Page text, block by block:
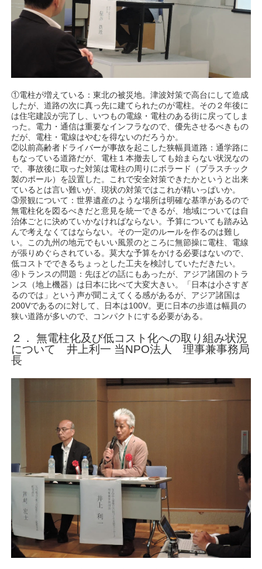
①電柱が増えている：東北の被災地。津波対策で高台にして造成
したが、道路の次に真っ先に建てられたのが電柱。その２年後に
は住宅建設が完了し、いつもの電線・電柱のある街に戻ってしま
った。電力・通信は重要なインフラなので、優先させるべきもの
だが、電柱・電線はやむを得ないのだろうか。
②以前高齢者ドライバーが事故を起こした狭幅員道路：通学路に
もなっている道路だが、電柱１本撤去しても始まらない状況なの
で、事故後に取った対策は電柱の周りにボラード（プラスチック
製のポール）を設置した。これで安全対策できたかというと出来
ているとは言い難いが、現状の対策ではこれが精いっぱいか。
③景観について：世界遺産のような場所は明確な基準があるので
無電柱化を図るべきだと意見を統一できるが、地域については自
治体ごとに決めていかなければならない。予算についても踏み込
んで考えなくてはならない。その一定のルールを作るのは難し
い。この九州の地元でもいい風景のところに無節操に電柱、電線
が張りめぐらされている。莫大な予算をかける必要はないので、
低コストでできるちょっとした工夫を検討していただきたい。
④トランスの問題：先ほどの話にもあったが、アジア諸国のトラ
ンス（地上機器）は日本に比べて大変大きい。「日本は小さすぎ
るのでは」という声が聞こえてくる感があるが、アジア諸国は
200Vであるのに対して、日本は100V。更に日本の歩道は幅員の
狭い道路が多いので、コンパクトにする必要がある。
２． 無電柱化及び低コスト化への取り組み状況
について 井上利一 当NPO法人 理事兼事務局
長